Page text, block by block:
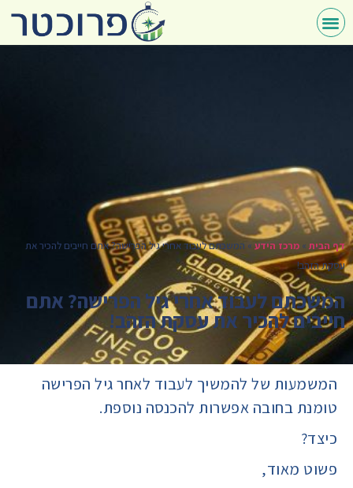
דף הבית » מרכז הידע » המשכתם לעבוד אחרי גיל הפרישה? אתם חייבים להכיר את
עסקת הזהב!
המשכתם לעבוד אחרי גיל הפרישה? אתם
חייבים להכיר את עסקת הזהב!
המשמעות של להמשיך לעבוד לאחר גיל הפרישה
טומנת בחובה אפשרות להכנסה נוספת.
כיצד?
פשוט מאוד,